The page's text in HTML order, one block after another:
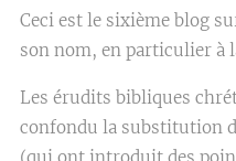
Ceci est le sixième blog
son nom, en particulier à
Les érudits bibliques
confondu la substitution